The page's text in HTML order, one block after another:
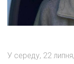
У середу, 22 липня,